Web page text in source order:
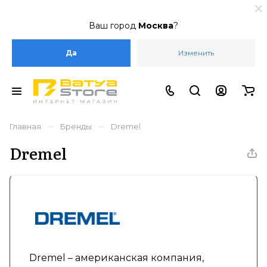
Ваш город Москва?
Да Изменить
Главная – Бренды – Dremel
Dremel
Dremel – американская компания,